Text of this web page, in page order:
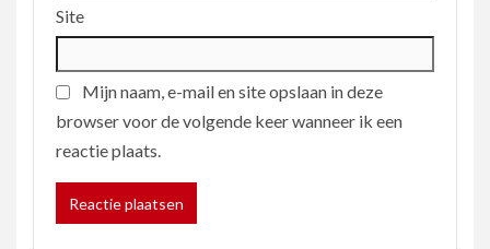
Site
Mijn naam, e-mail en site opslaan in deze
browser voor de volgende keer wanneer ik een
reactie plaats.